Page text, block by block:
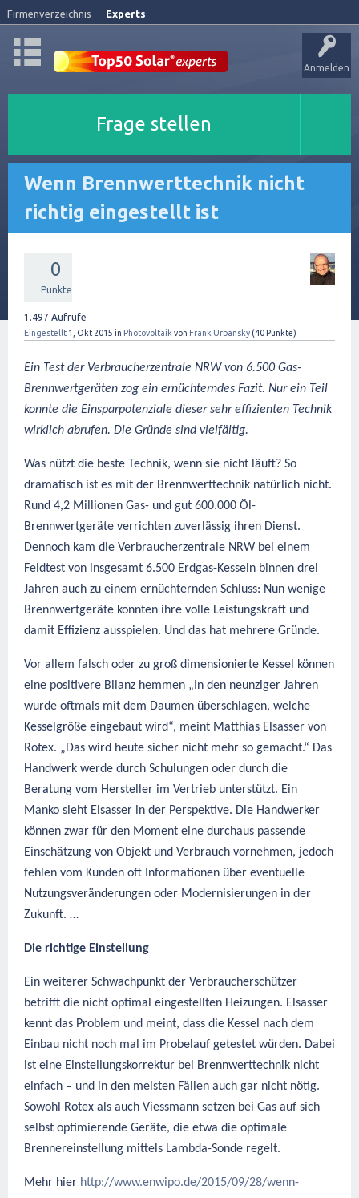
Firmenverzeichnis Experts
Anmelden
Frage stellen
Wenn Brennwerttechnik nicht
richtig eingestellt ist
0
Punkte
1.497 Aufrufe
Eingestellt 1, Okt 2015 in Photovoltaik von Frank Urbansky (40 Punkte)
Ein Test der Verbraucherzentrale NRW von 6.500 Gas-
Brennwertgeräten zog ein ernüchterndes Fazit. Nur ein Teil
konnte die Einsparpotenziale dieser sehr effizienten Technik
wirklich abrufen. Die Gründe sind vielfältig.
Was nützt die beste Technik, wenn sie nicht läuft? So
dramatisch ist es mit der Brennwerttechnik natürlich nicht.
Rund 4,2 Millionen Gas- und gut 600.000 Öl-
Brennwertgeräte verrichten zuverlässig ihren Dienst.
Dennoch kam die Verbraucherzentrale NRW bei einem
Feldtest von insgesamt 6.500 Erdgas-Kesseln binnen drei
Jahren auch zu einem ernüchternden Schluss: Nun wenige
Brennwertgeräte konnten ihre volle Leistungskraft und
damit Effizienz ausspielen. Und das hat mehrere Gründe.
Vor allem falsch oder zu groß dimensionierte Kessel können
eine positivere Bilanz hemmen „In den neunziger Jahren
wurde oftmals mit dem Daumen überschlagen, welche
Kesselgröße eingebaut wird“, meint Matthias Elsasser von
Rotex. „Das wird heute sicher nicht mehr so gemacht.“ Das
Handwerk werde durch Schulungen oder durch die
Beratung vom Hersteller im Vertrieb unterstützt. Ein
Manko sieht Elsasser in der Perspektive. Die Handwerker
können zwar für den Moment eine durchaus passende
Einschätzung von Objekt und Verbrauch vornehmen, jedoch
fehlen vom Kunden oft Informationen über eventuelle
Nutzungsveränderungen oder Modernisierungen in der
Zukunft. …
Die richtige Einstellung
Ein weiterer Schwachpunkt der Verbraucherschützer
betrifft die nicht optimal eingestellten Heizungen. Elsasser
kennt das Problem und meint, dass die Kessel nach dem
Einbau nicht noch mal im Probelauf getestet würden. Dabei
ist eine Einstellungskorrektur bei Brennwerttechnik nicht
einfach – und in den meisten Fällen auch gar nicht nötig.
Sowohl Rotex als auch Viessmann setzen bei Gas auf sich
selbst optimierende Geräte, die etwa die optimale
Brennereinstellung mittels Lambda-Sonde regelt.
Mehr hier http://www.enwipo.de/2015/09/28/wenn-